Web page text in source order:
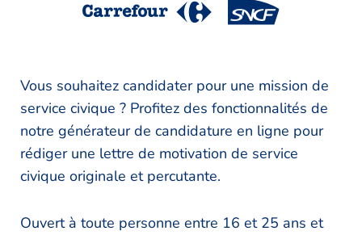
Vous souhaitez candidater pour une mission de
service civique ? Profitez des fonctionnalités de
notre générateur de candidature en ligne pour
rédiger une lettre de motivation de service
civique originale et percutante.
Ouvert à toute personne entre 16 et 25 ans et